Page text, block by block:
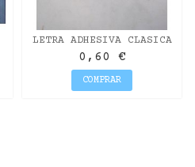
LETRA ADHESIVA CLASICA
DE DM MAYÚSCULA "A"
0,60 €
COMPRAR